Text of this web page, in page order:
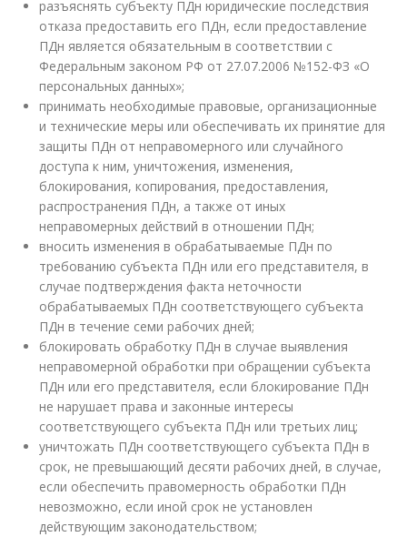
разъяснять субъекту ПДн юридические последствия
отказа предоставить его ПДн, если предоставление
ПДн является обязательным в соответствии с
Федеральным законом РФ от 27.07.2006 №152-ФЗ «О
персональных данных»;
принимать необходимые правовые, организационные
и технические меры или обеспечивать их принятие для
защиты ПДн от неправомерного или случайного
доступа к ним, уничтожения, изменения,
блокирования, копирования, предоставления,
распространения ПДн, а также от иных
неправомерных действий в отношении ПДн;
вносить изменения в обрабатываемые ПДн по
требованию субъекта ПДн или его представителя, в
случае подтверждения факта неточности
обрабатываемых ПДн соответствующего субъекта
ПДн в течение семи рабочих дней;
блокировать обработку ПДн в случае выявления
неправомерной обработки при обращении субъекта
ПДн или его представителя, если блокирование ПДн
не нарушает права и законные интересы
соответствующего субъекта ПДн или третьих лиц;
уничтожать ПДн соответствующего субъекта ПДн в
срок, не превышающий десяти рабочих дней, в случае,
если обеспечить правомерность обработки ПДн
невозможно, если иной срок не установлен
действующим законодательством;